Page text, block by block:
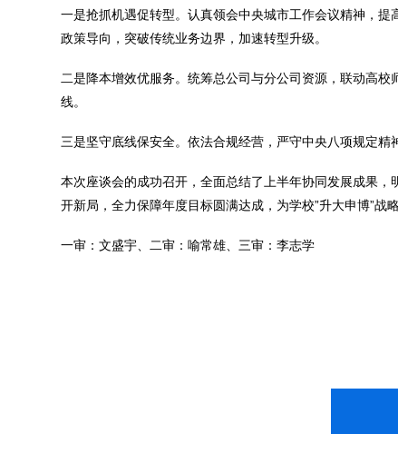
一是抢抓机遇促转型。认真领会中央城市工作会议精神，
政策导向，突破传统业务边界，加速转型升级。
二是降本增效优服务。统筹总公司与分公司资源，联动高
线。
三是坚守底线保安全。依法合规经营，严守中央八项规定精
本次座谈会的成功召开，全面总结了上半年协同发展成果
开新局，全力保障年度目标圆满达成，为学校”升大申博”战
一审：文盛宇、二审：喻常雄、三审：李志学